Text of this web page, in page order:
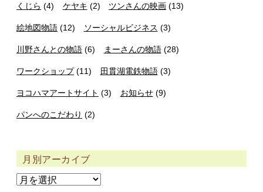
くじら (4) ケヤキ (2) ツンさんの映画 (13)
絵地図物語 (12) ソーシャルビジネス (3)
川野さんとの物語 (6) まーさんの物語(28)
ワークショップ(11) 田貫湖電鉄物語(3)
ヨコハマアートサイト (3) お知らせ(9)
パンへのこだわり (2)
月別アーカイブ